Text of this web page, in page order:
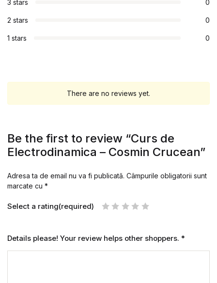
3 stars 0
2 stars 0
1 stars 0
There are no reviews yet.
Be the first to review “Curs de
Electrodinamica – Cosmin Crucean”
Adresa ta de email nu va fi publicată. Câmpurile obligatorii sunt
marcate cu *
Select a rating(required)
Details please! Your review helps other shoppers. *